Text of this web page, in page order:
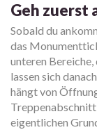
Geh zuerst
Sobald du
das
unteren
lassen sich
hängt von
Treppenabschnitt
eigentlichen